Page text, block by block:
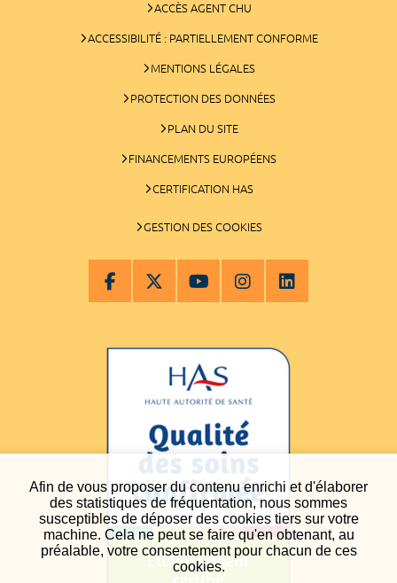
Afin de vous proposer du contenu enrichi et d'élaborer
des statistiques de fréquentation, nous sommes
susceptibles de déposer des cookies tiers sur votre
machine. Cela ne peut se faire qu'en obtenant, au
préalable, votre consentement pour chacun de ces
cookies.
ACCÈS AGENT CHU
ACCESSIBILITÉ : PARTIELLEMENT CONFORME
MENTIONS LÉGALES
PROTECTION DES DONNÉES
PLAN DU SITE
FINANCEMENTS EUROPÉENS
CERTIFICATION HAS
GESTION DES COOKIES